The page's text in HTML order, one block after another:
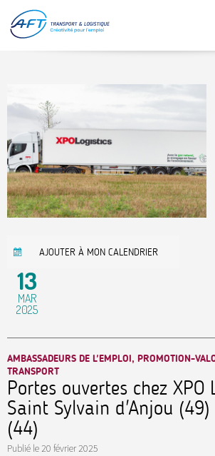
contenu
principal
AJOUTER À MON CALENDRIER
13
MAR
2025
AMBASSADEURS DE L'EMPLOI, PROMOTION-
TRANSPORT
Portes ouvertes chez XPO
Saint Sylvain d'Anjou
(44)
Publié le 20 février 2025